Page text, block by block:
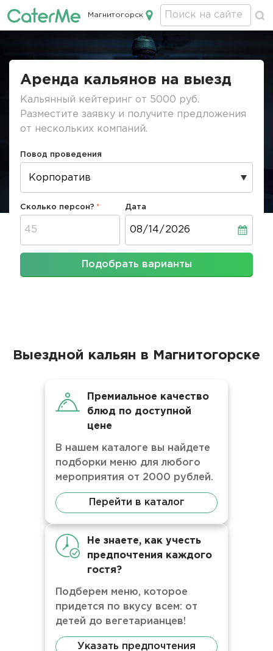
Кейтеринг в Магнитогорске
Магнитогорск
Аренда кальянов на выезд
Кальянный кейтеринг от 5000 руб.
Разместите заявку и получите предложения
от нескольких компаний.
Повод проведения
Сколько персон? Дата
Подобрать варианты
Выездной кальян в Магнитогорске
Премиальное качество
блюд по доступной
цене
В нашем каталоге вы найдете
подборки меню для любого
мероприятия от 2000 рублей.
Перейти в каталог
Не знаете, как учесть
предпочтения каждого
гостя?
Подберем меню, которое
придется по вкусу всем: от
детей до вегетарианцев!
Указать предпочтения